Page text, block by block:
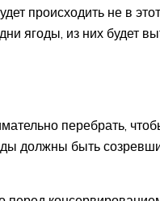
происходить не в
ягоды, из них будет
перебрать,
должны быть